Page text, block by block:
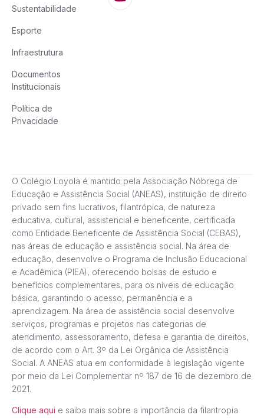
Sustentabilidade
Esporte
Infraestrutura
Documentos
Institucionais
Política de
Privacidade
O Colégio Loyola é mantido pela Associação Nóbrega de
Educação e Assistência Social (ANEAS), instituição de direito
privado sem fins lucrativos, filantrópica, de natureza
educativa, cultural, assistencial e beneficente, certificada
como Entidade Beneficente de Assistência Social (CEBAS),
nas áreas de educação e assistência social. Na área de
educação, desenvolve o Programa de Inclusão Educacional
e Acadêmica (PIEA), oferecendo bolsas de estudo e
benefícios complementares, para os níveis de educação
básica, garantindo o acesso, permanência e a
aprendizagem. Na área de assistência social desenvolve
serviços, programas e projetos nas categorias de
atendimento, assessoramento, defesa e garantia de direitos,
de acordo com o Art. 3º da Lei Orgânica de Assistência
Social. A ANEAS atua em conformidade à legislação vigente
por meio da Lei Complementar nº 187 de 16 de dezembro de
2021.
Clique aqui e saiba mais sobre a importância da filantropia